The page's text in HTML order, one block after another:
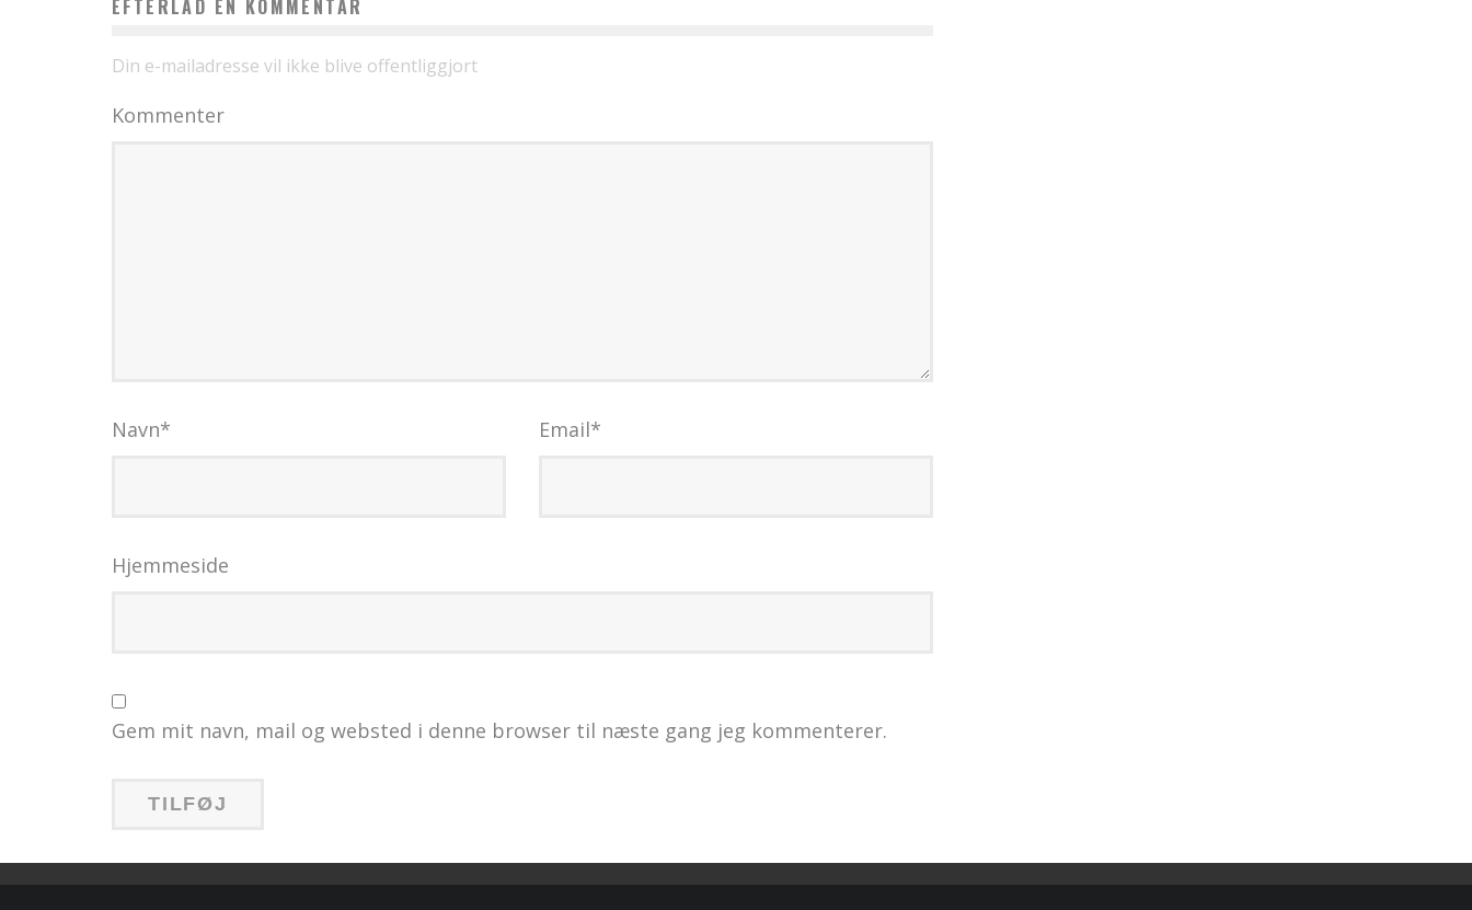
EFTERLAD EN KOMMENTAR
Din e-mailadresse vil ikke blive offentliggjort
Kommenter
Navn* Email*
Hjemmeside
Gem mit navn, mail og websted i denne browser til næste gang jeg kommenterer.